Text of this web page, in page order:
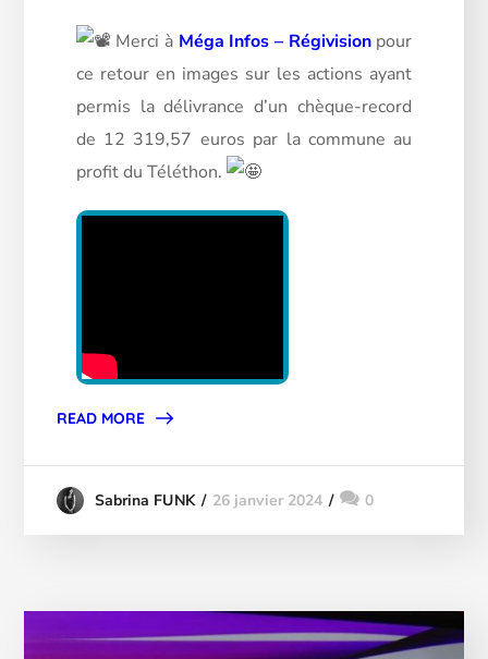
Merci à Méga Infos – Régivisionpour
ce retour en images sur les actions ayant
permis la délivrance d’un chèque-record
de 12 319,57 euros par la commune au
profit du Téléthon.
READ MORE
Sabrina FUNK 26 janvier 2024 0